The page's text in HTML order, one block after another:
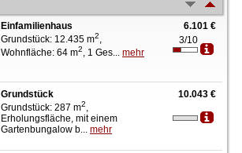
Einfamilienhaus
Grundstück: 12.435 m2,
Wohnfläche: 64 m2, 1 Ges... mehr
6.101 €
3/10
Grundstück
Grundstück: 287 m2,
Erholungsfläche, mit einem
Gartenbungalow b... mehr
10.043 €